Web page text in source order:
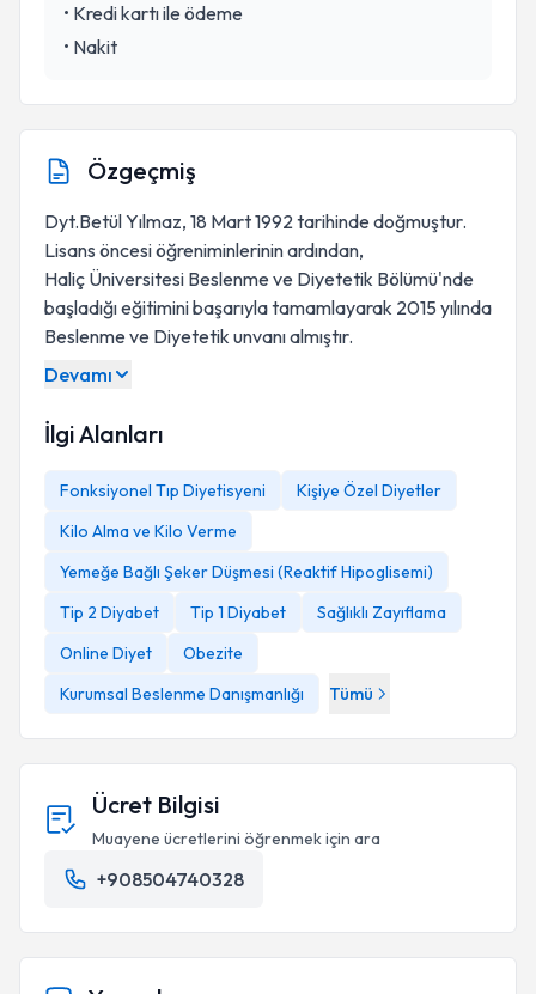
• Kredi kartı ile ödeme
• Nakit
Özgeçmiş
Dyt.Betül Yılmaz, 18 Mart 1992 tarihinde doğmuştur.
Lisans öncesi öğreniminlerinin ardından,
Haliç Üniversitesi Beslenme ve Diyetetik Bölümü'nde
başladığı eğitimini başarıyla tamamlayarak 2015 yılında
Beslenme ve Diyetetik unvanı almıştır.
Devamı
İlgi Alanları
Fonksiyonel Tıp Diyetisyeni
Kişiye Özel Diyetler
Kilo Alma ve Kilo Verme
Yemeğe Bağlı Şeker Düşmesi (Reaktif Hipoglisemi)
Tip 2 Diyabet
Tip 1 Diyabet
Sağlıklı Zayıflama
Online Diyet
Obezite
Kurumsal Beslenme Danışmanlığı
Tümü
Ücret Bilgisi
Muayene ücretlerini öğrenmek için ara
+908504740328